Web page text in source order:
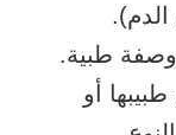
وصفة طبية.
أو